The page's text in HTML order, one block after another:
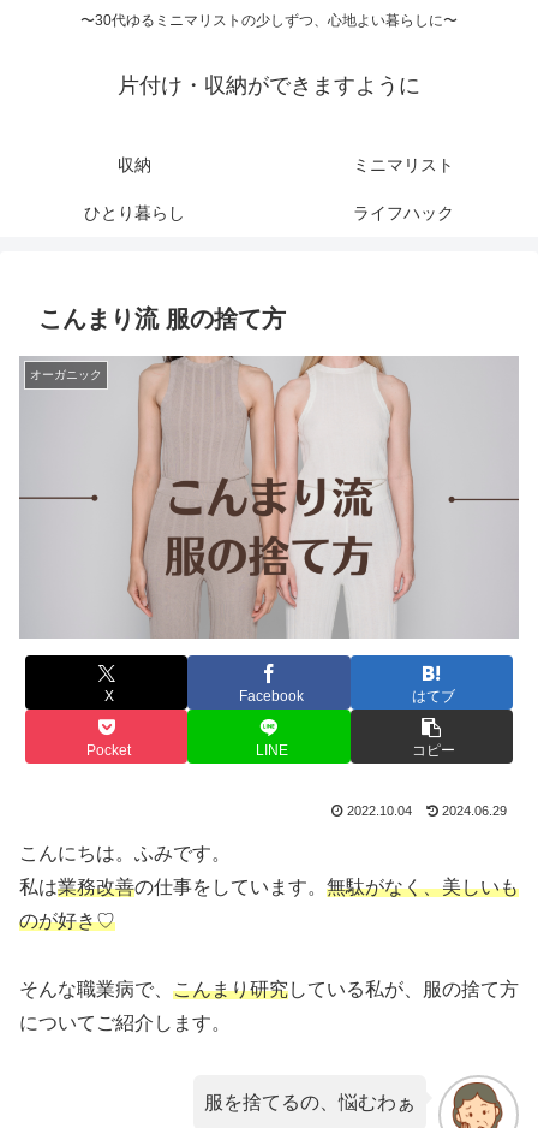
〜30代ゆるミニマリストの少しずつ、心地よい暮らしに〜
片付け・収納ができますように
収納 ミニマリスト
ひとり暮らし ライフハック
こんまり流 服の捨て方
オーガニック
X Facebook はてブ
Pocket LINE コピー
2022.10.04 2024.06.29
こんにちは。ふみです。
私は業務改善の仕事をしています。 無駄がなく、美しいも
のが好き♡
そんな職業病で、 こんまり研究している私が、服の捨て方
についてご紹介します。
服を捨てるの、悩むわぁ